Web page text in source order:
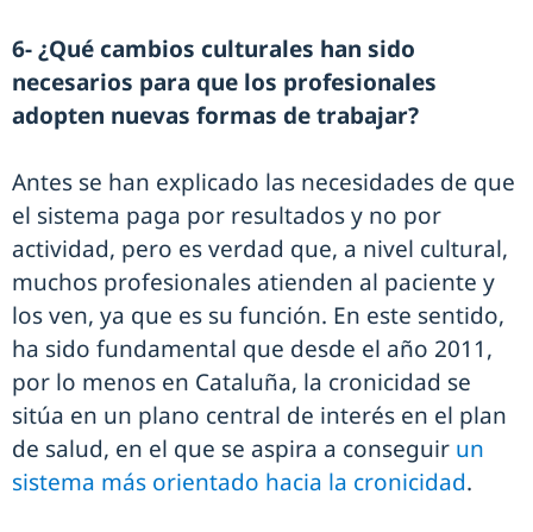
6- ¿Qué cambios culturales han sido
necesarios para que los profesionales
adopten nuevas formas de trabajar?
Antes se han explicado las necesidades de que
el sistema paga por resultados y no por
actividad, pero es verdad que, a nivel cultural,
muchos profesionales atienden al paciente y
los ven, ya que es su función. En este sentido,
ha sido fundamental que desde el año 2011,
por lo menos en Cataluña, la cronicidad se
sitúa en un plano central de interés en el plan
de salud, en el que se aspira a conseguir un
sistema más orientado hacia la cronicidad.